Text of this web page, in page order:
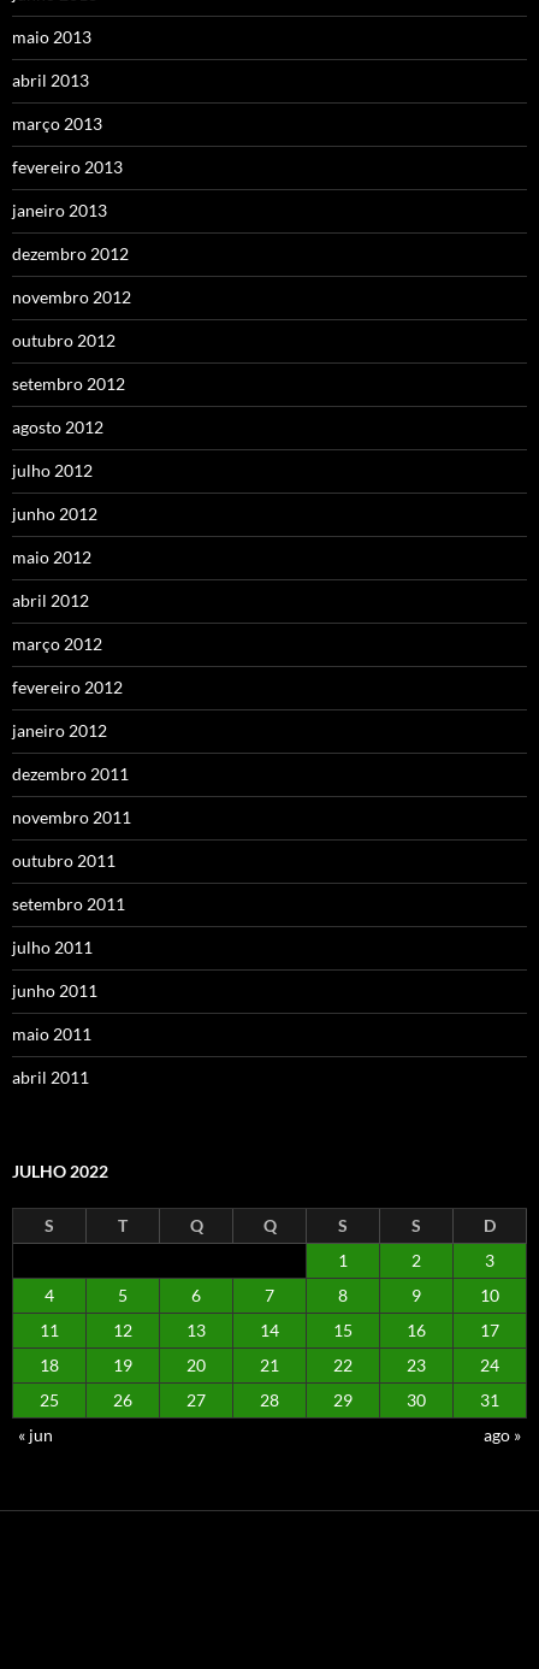
maio 2013
abril 2013
março 2013
fevereiro 2013
janeiro 2013
dezembro 2012
novembro 2012
outubro 2012
setembro 2012
agosto 2012
julho 2012
junho 2012
maio 2012
abril 2012
março 2012
fevereiro 2012
janeiro 2012
dezembro 2011
novembro 2011
outubro 2011
setembro 2011
julho 2011
junho 2011
maio 2011
abril 2011
JULHO 2022
S T Q Q S S
D
1
2
3
4
5 6 7 8 9
10
11
12 13 14 15 16
17
18
19 20 21 22 23
24
25
26 27 28 29 30
31
« jun
ago »